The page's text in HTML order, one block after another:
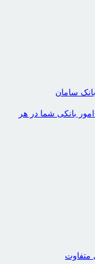
سامان
بانکی شما در هر
متفاوت